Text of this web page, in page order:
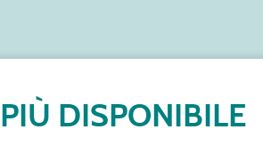
DISPONIBILE